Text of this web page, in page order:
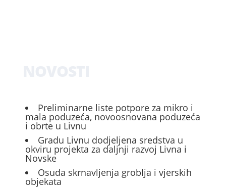
Preliminarne liste potpore za mikro i
mala poduzeća, novoosnovana poduzeća
i obrte u Livnu
Gradu Livnu dodjeljena sredstva u
okviru projekta za daljnji razvoj Livna i
Novske
Osuda skrnavljenja groblja i vjerskih
objekata